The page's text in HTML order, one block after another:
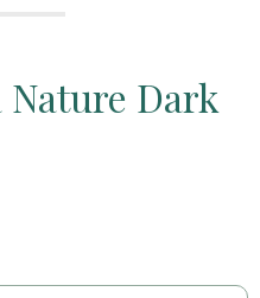
Nature Dark